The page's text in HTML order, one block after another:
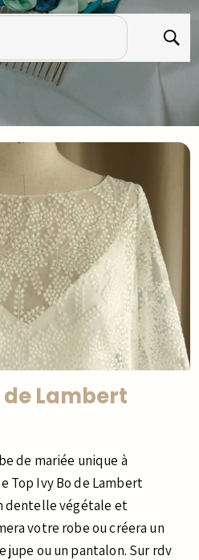
de Lambert
de mariée unique à
Top Ivy Bo de Lambert
dentelle végétale et
votre robe ou créera un
jupe ou un pantalon. Sur rdv